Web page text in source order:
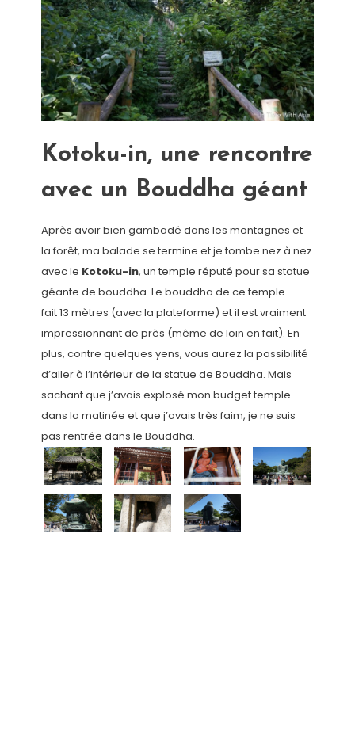
Kotoku-in, une rencontre
avec un Bouddha géant
Après avoir bien gambadé dans les montagnes et
la forêt, ma balade se termine et je tombe nez à nez
avec le Kotoku-in, un temple réputé pour sa statue
géante de bouddha. Le bouddha de ce temple
fait 13 mètres (avec la plateforme) et il est vraiment
impressionnant de près (même de loin en fait). En
plus, contre quelques yens, vous aurez la possibilité
d’aller à l’intérieur de la statue de Bouddha. Mais
sachant que j’avais explosé mon budget temple
dans la matinée et que j’avais très faim, je ne suis
pas rentrée dans le Bouddha.